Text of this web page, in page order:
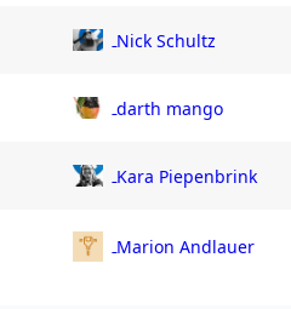
Nick Schultz
darth mango
Kara Piepenbrink
Marion Andlauer